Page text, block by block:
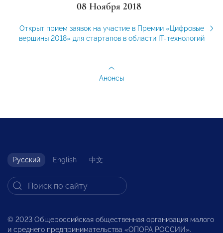
08 Ноября 2018
Открыт прием заявок на участие в Премии «Цифровые
вершины 2018» для стартапов в области IT-технологий
Анонсы
Русский English 中文
© 2023 Общероссийская общественная организация малого
и среднего предпринимательства «ОПОРА РОССИИ».